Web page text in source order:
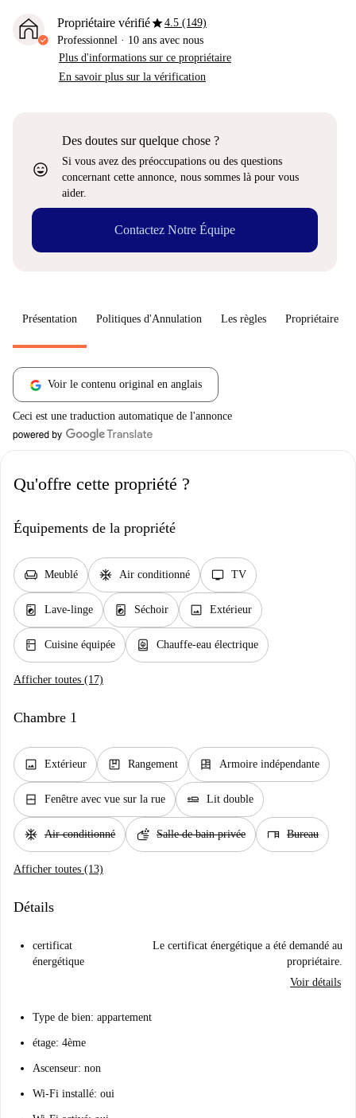
Propriétaire vérifiéstar4.5 (149)
Professionnel · 10 ans avec nous
Plus d'informations sur ce propriétaire
En savoir plus sur la vérification
sentiment_very_satisfied
Des doutes sur quelque chose ?
Si vous avez des préoccupations ou des questions
concernant cette annonce, nous sommes là pour vous
aider.
Contactez Notre Équipe
Présentation Politiques d'Annulation Les règles Propriétaire
Voir le contenu original en anglais
Ceci est une traduction automatique de l'annonce
Qu'offre cette propriété ?
Équipements de la propriété
chair Meublé ac_unit Air conditionné tv TV
local_laundry_service Lave-linge local_laundry_service Séchoir image Extérieur
kitchen Cuisine équipée water_heater Chauffe-eau électrique
Afficher toutes (17)
Chambre 1
image Extérieur package Rangement dresser Armoire indépendante
window_closed Fenêtre avec vue sur la rue airline_seat_flat Lit double
ac_unit Air conditionné soap Salle de bain privée desk Bureau
Afficher toutes (13)
Détails
certificat
énergétique
Le certificat énergétique a été demandé au
propriétaire.
Voir détails
Type de bien: appartement
étage: 4ème
Ascenseur: non
Wi-Fi installé: oui